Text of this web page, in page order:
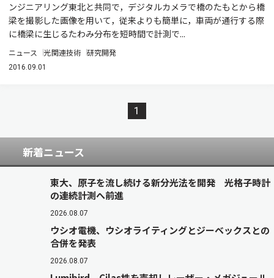
ンジニアリング東北と共同で，デジタルカメラで橋のたもとから橋
梁を撮影した画像を用いて，従来よりも簡単に，車両が通行する際
に橋梁に生じるたわみ分布を短時間で計測で...
ニュース 光関連技術 研究開発
2016.09.01
1
新着ニュース
東大、原子を流し続ける新分光法を開発 光格子時計
の連続計測へ前進
2026.08.07
ウシオ電機、ウシオライティングとジーベックスとの
合併を発表
2026.08.07